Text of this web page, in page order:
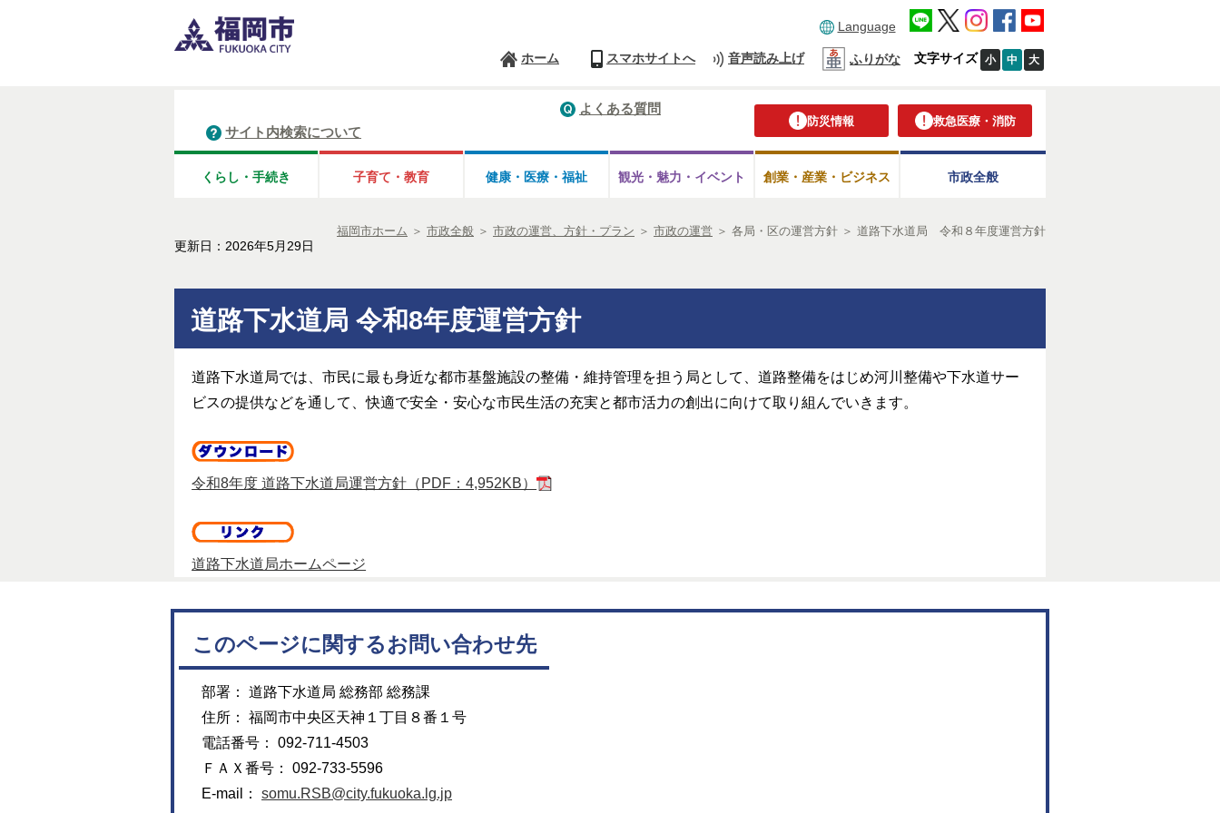
Language
ホーム スマホサイトへ 音声読み上げ ふりがな 文字サイズ 小 中 大
防災情報 救急医療・消防
よくある質問
サイト内検索について
くらし・手続き 子育て・教育 健康・医療・ 福祉 観光・魅力・ イベント 創業・産業・ビジネス 市政全般
福岡市ホーム ＞ 市政全般 ＞ 市政の運営、方針・プラン ＞ 市政の運営 ＞ 各局・区の運営方針 ＞ 道路下水道局 令和８年度運営方針
更新日：2026年5月29日
道路下水道局 令和8年度運営方針
道路下水道局では、市民に最も身近な都市基盤施設の整備・維持管理を担う局として、道路整備をはじめ河川整備や下水道サー
ビスの提供などを通して、快適で安全・安心な市民生活の充実と都市活力の創出に向けて取り組んでいきます。
令和8年度 道路下水道局運営方針（PDF：4,952KB）
道路下水道局ホームページ
このページに関するお問い合わせ先
部署： 道路下水道局 総務部 総務課
住所： 福岡市中央区天神１丁目８番１号
電話番号： 092-711-4503
ＦＡＸ番号： 092-733-5596
E-mail： somu.RSB@city.fukuoka.lg.jp